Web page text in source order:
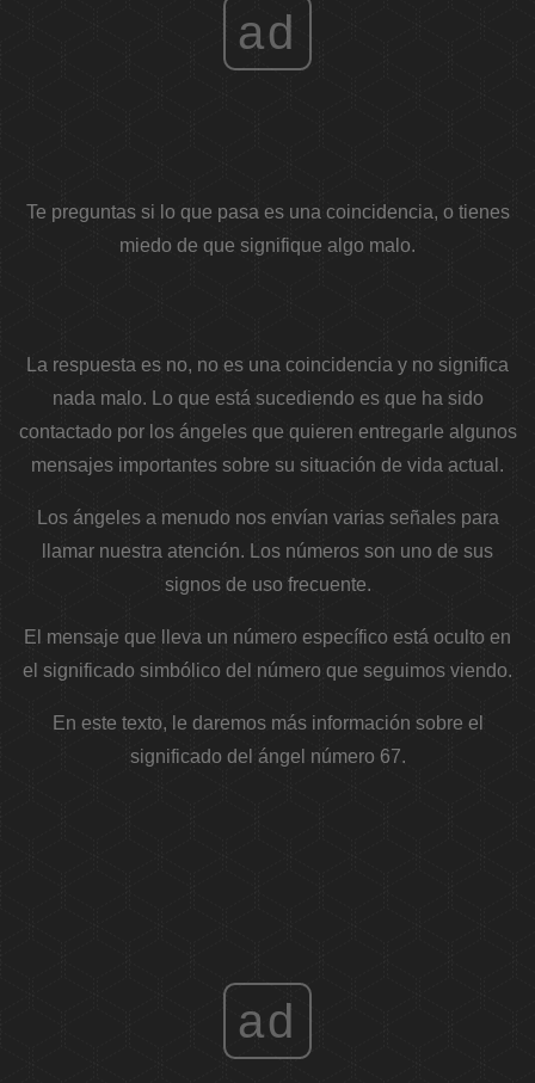
ad
Te preguntas si lo que pasa es una coincidencia, o tienes
miedo de que signifique algo malo.
La respuesta es no, no es una coincidencia y no significa
nada malo. Lo que está sucediendo es que ha sido
contactado por los ángeles que quieren entregarle algunos
mensajes importantes sobre su situación de vida actual.
Los ángeles a menudo nos envían varias señales para
llamar nuestra atención. Los números son uno de sus
signos de uso frecuente.
El mensaje que lleva un número específico está oculto en
el significado simbólico del número que seguimos viendo.
En este texto, le daremos más información sobre el
significado del ángel número 67.
ad